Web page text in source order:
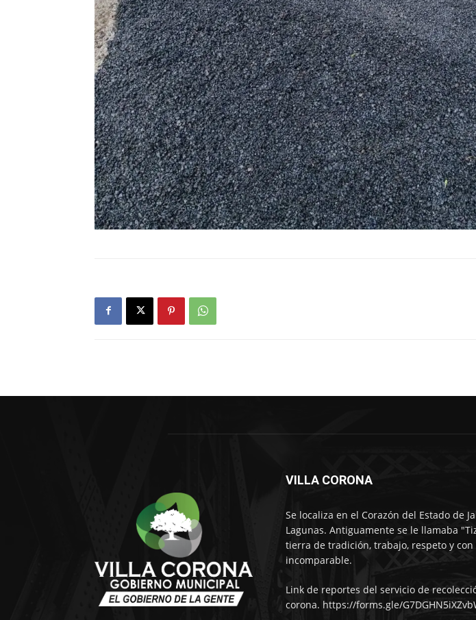
VILLA CORONA
Se localiza en el Corazón del Estado de
Lagunas. Antiguamente se le llamaba
tierra de tradición, trabajo, respeto y
incomparable.
Link de reportes del servicio de
corona. https://forms.gle/